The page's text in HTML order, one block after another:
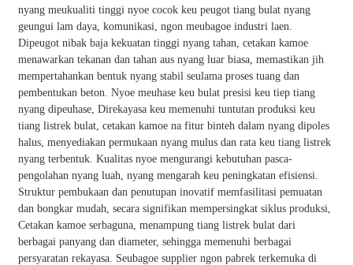
nyang meukualiti tinggi nyoe cocok keu peugot tiang bulat nyang
geungui lam daya, komunikasi, ngon meubagoe industri laen.
Dipeugot nibak baja kekuatan tinggi nyang tahan, cetakan kamoe
menawarkan tekanan dan tahan aus nyang luar biasa, memastikan jih
mempertahankan bentuk nyang stabil seulama proses tuang dan
pembentukan beton. Nyoe meuhase keu bulat presisi keu tiep tiang
nyang dipeuhase, Direkayasa keu memenuhi tuntutan produksi keu
tiang listrek bulat, cetakan kamoe na fitur binteh dalam nyang dipoles
halus, menyediakan permukaan nyang mulus dan rata keu tiang listrek
nyang terbentuk. Kualitas nyoe mengurangi kebutuhan pasca-
pengolahan nyang luah, nyang mengarah keu peningkatan efisiensi.
Struktur pembukaan dan penutupan inovatif memfasilitasi pemuatan
dan bongkar mudah, secara signifikan mempersingkat siklus produksi,
Cetakan kamoe serbaguna, menampung tiang listrek bulat dari
berbagai panyang dan diameter, sehingga memenuhi berbagai
persyaratan rekayasa. Seubagoe supplier ngon pabrek terkemuka di